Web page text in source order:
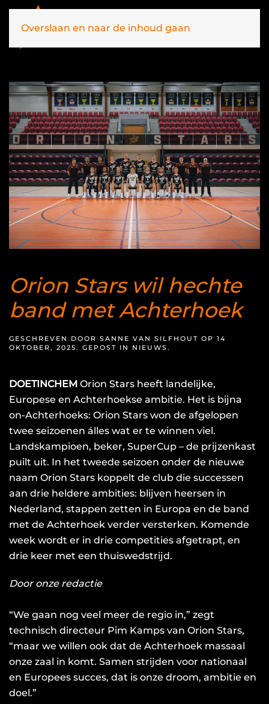
Overslaan en naar de inhoud gaan
Orion Stars wil hechte
band met Achterhoek
GESCHREVEN DOOR SANNE VAN SILFHOUT OP 14
OKTOBER, 2025. GEPOST IN NIEUWS.
DOETINCHEM Orion Stars heeft landelijke,
Europese en Achterhoekse ambitie. Het is bijna
on-Achterhoeks: Orion Stars won de afgelopen
twee seizoenen álles wat er te winnen viel.
Landskampioen, beker, SuperCup – de prijzenkast
puilt uit. In het tweede seizoen onder de nieuwe
naam Orion Stars koppelt de club die successen
aan drie heldere ambities: blijven heersen in
Nederland, stappen zetten in Europa en de band
met de Achterhoek verder versterken. Komende
week wordt er in drie competities afgetrapt, en
drie keer met een thuiswedstrijd.
Door onze redactie
“We gaan nog veel meer de regio in,” zegt
technisch directeur Pim Kamps van Orion Stars,
“maar we willen ook dat de Achterhoek massaal
onze zaal in komt. Samen strijden voor nationaal
en Europees succes, dat is onze droom, ambitie en
doel.”